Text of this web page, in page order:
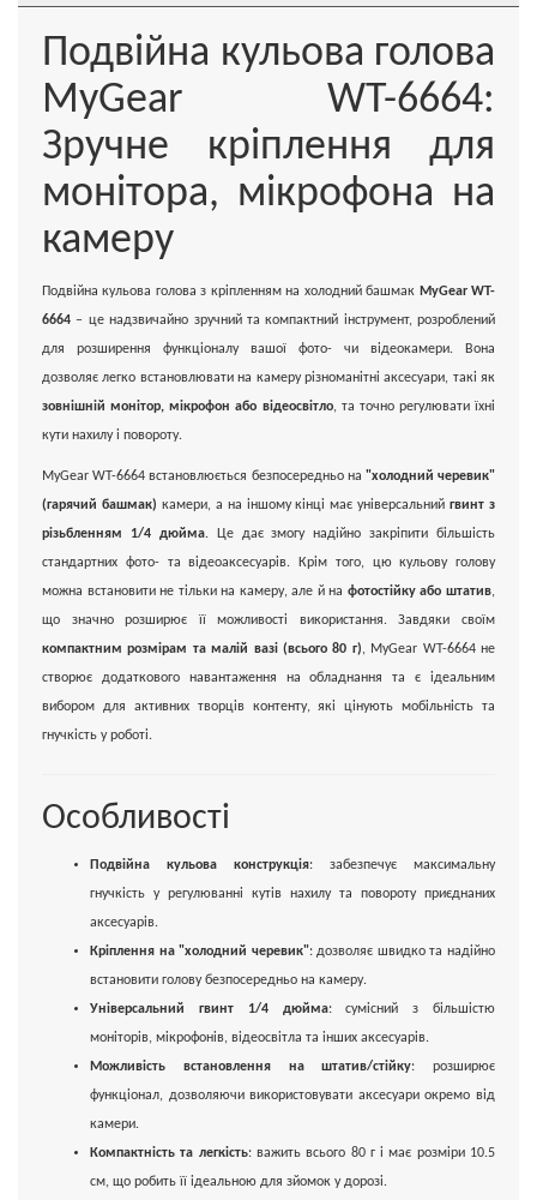
Подвійна кульова голова
MyGear WT-6664:
Зручне кріплення для
монітора, мікрофона на
камеру
Подвійна кульова голова з кріпленням на холодний башмак MyGear WT-
6664 – це надзвичайно зручний та компактний інструмент, розроблений
для розширення функціоналу вашої фото- чи відеокамери. Вона
дозволяє легко встановлювати на камеру різноманітні аксесуари, такі як
зовнішній монітор, мікрофон або відеосвітло, та точно регулювати їхні
кути нахилу і повороту.
MyGear WT-6664 встановлюється безпосередньо на "холодний черевик"
(гарячий башмак) камери, а на іншому кінці має універсальнийгвинт з
різьбленням 1/4 дюйма. Це дає змогу надійно закріпити більшість
стандартних фото- та відеоаксесуарів. Крім того, цю кульову голову
можна встановити не тільки на камеру, але й на фотостійку або штатив,
що значно розширює її можливості використання. Завдяки своїм
компактним розмірам та малій вазі (всього 80 г), MyGear WT-6664 не
створює додаткового навантаження на обладнання та є ідеальним
вибором для активних творців контенту, які цінують мобільність та
гнучкість у роботі.
Особливості
Подвійна кульова конструкція: забезпечує максимальну
гнучкість у регулюванні кутів нахилу та повороту приєднаних
аксесуарів.
Кріплення на "холодний черевик": дозволяє швидко та надійно
встановити голову безпосередньо на камеру.
Універсальний гвинт 1/4 дюйма: сумісний з більшістю
моніторів, мікрофонів, відеосвітла та інших аксесуарів.
Можливість встановлення на штатив/стійку: розширює
функціонал, дозволяючи використовувати аксесуари окремо від
камери.
Компактність та легкість: важить всього 80 г і має розміри 10.5
см, що робить її ідеальною для зйомок у дорозі.